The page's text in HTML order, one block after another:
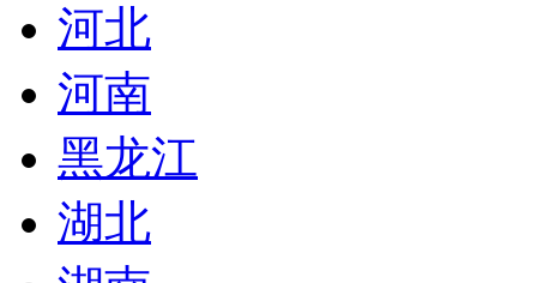
河北
河南
黑龙江
湖北